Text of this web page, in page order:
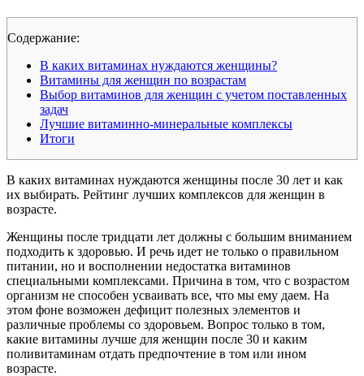
Cодержание:
В каких витаминах нуждаются женщины?
Витамины для женщин по возрастам
Выбор витаминов для женщин с учетом поставленных
задач
Лучшие витаминно-минеральные комплексы
Итоги
В каких витаминах нуждаются женщины после 30 лет и как
их выбирать. Рейтинг лучших комплексов для женщин в
возрасте.
Женщины после тридцати лет должны с большим вниманием
подходить к здоровью. И речь идет не только о правильном
питании, но и восполнении недостатка витаминов
специальными комплексами. Причина в том, что с возрастом
организм не способен усваивать все, что мы ему даем. На
этом фоне возможен дефицит полезных элементов и
различные проблемы со здоровьем. Вопрос только в том,
какие витамины лучше для женщин после 30 и каким
поливитаминам отдать предпочтение в том или ином
возрасте.